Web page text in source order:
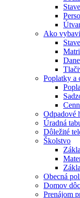
Ako
Dane
Poplatky a
Odpadové
Úradná
Dôležité
Školstvo
Obecná
Domov
Prenájom